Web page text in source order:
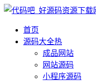
首页
源码大全热
成品网站
网站源码
小程序源码